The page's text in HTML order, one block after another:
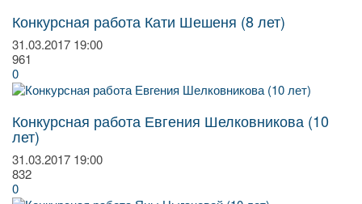
Конкурсная работа Кати Шешеня (8 лет)
31.03.2017 19:00
961
0
Конкурсная работа Евгения Шелковникова (10
лет)
31.03.2017 19:00
832
0